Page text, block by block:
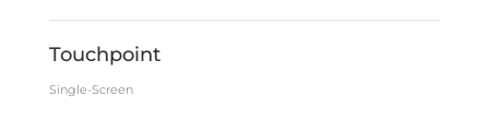
Touchpoint
Single-Screen